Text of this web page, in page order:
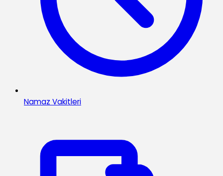
Namaz Vakitleri